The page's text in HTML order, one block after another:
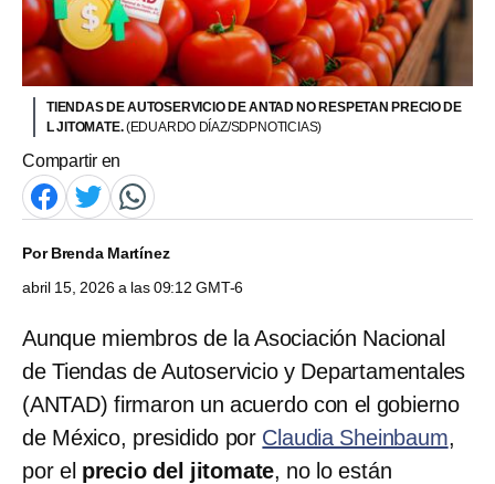
TIENDAS DE AUTOSERVICIO DE ANTAD NO RESPETAN PRECIO DE
L JITOMATE.(EDUARDO DÍAZ/SDPNOTICIAS)
Compartir en
PorBrenda Martínez
abril 15, 2026 a las 09:12 GMT-6
Aunque miembros de la Asociación Nacional
de Tiendas de Autoservicio y Departamentales
(ANTAD) firmaron un acuerdo con el gobierno
de México, presidido por Claudia Sheinbaum,
por el precio del jitomate, no lo están